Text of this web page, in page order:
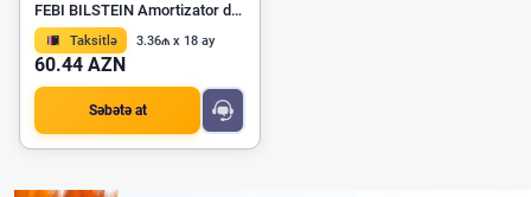
FEBI BILSTEIN Amortizator dayağı 32787
Taksitlə 3.36₼ x 18 ay
60.44 AZN
Səbətə at